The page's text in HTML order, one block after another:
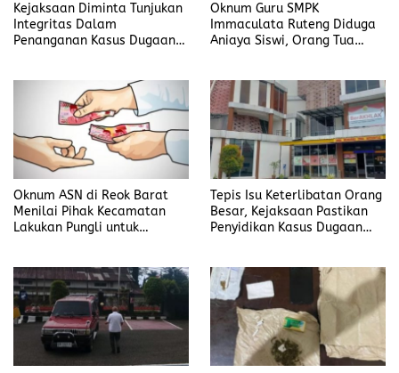
Kejaksaan Diminta Tunjukan
Integritas Dalam
Penanganan Kasus Dugaan
Oknum Guru SMPK
Immaculata Ruteng Diduga
Aniaya Siswi, Orang Tua
Oknum ASN di Reok Barat
Menilai Pihak Kecamatan
Lakukan Pungli untuk
Tepis Isu Keterlibatan Orang
Besar, Kejaksaan Pastikan
Penyidikan Kasus Dugaan